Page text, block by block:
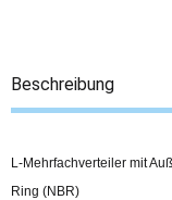
Beschreibung
L-Mehrfachverteiler mit
Ring (NBR)